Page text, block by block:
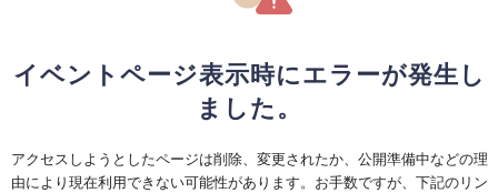
イベントページ表示時にエラーが発生し
ました。
アクセスしようとしたページは削除、変更されたか、公開準備中などの理
由により現在利用できない可能性があります。お手数ですが、下記のリン